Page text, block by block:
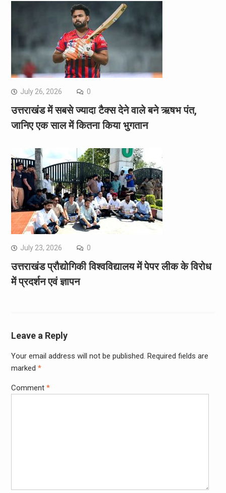
July 26, 2026 0
उत्तराखंड में सबसे ज्यादा टैक्स देने वाले बने ऋषभ पंत,
जानिए एक साल में कितना किया भुगतान
July 23, 2026 0
उत्तराखंड प्रौद्योगिकी विश्वविद्यालय में पेपर लीक के विरोध
में प्रदर्शन एवं ज्ञापन
Leave a Reply
Your email address will not be published. Required fields are
marked *
Comment *